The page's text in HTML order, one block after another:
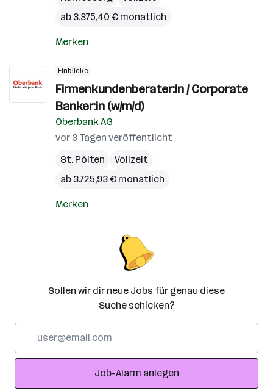
ab 3.375,40 € monatlich
Merken
Einblicke
Firmenkundenberater:in / Corporate
Banker:in (w/m/d)
Oberbank AG
vor 3 Tagen veröffentlicht
St. Pölten
Vollzeit
ab 3.725,93 € monatlich
Merken
Sollen wir dir neue Jobs für genau diese
Suche schicken?
Adresse
Job-Alarm anlegen